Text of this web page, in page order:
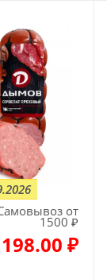
от
1500 ₽
198.00 ₽